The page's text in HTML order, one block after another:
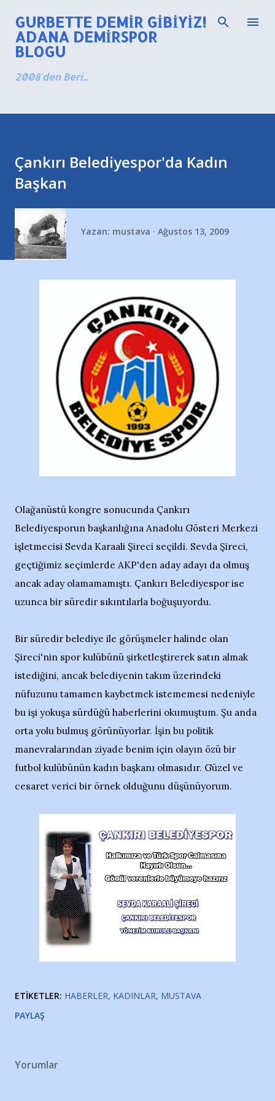
Ana içeriğe atla
GURBETTE DEMIR GIBIYIZ!
ADANA DEMIRSPOR
BLOGU
2008'den Beri...
Çankırı Belediyespor'da Kadın
Başkan
Yazan: mustava Ağustos 13, 2009
Olağanüstü kongre sonucunda Çankırı
Belediyesporun başkanlığına Anadolu Gösteri Merkezi
işletmecisi Sevda Karaali Şireci seçildi. Sevda Şireci,
geçtiğimiz seçimlerde AKP'den aday adayı da olmuş
ancak aday olamamamıştı. Çankırı Belediyespor ise
uzunca bir süredir sıkıntılarla boğuşuyordu.
Bir süredir belediye ile görüşmeler halinde olan
Şireci'nin spor kulübünü şirketleştirerek satın almak
istediğini, ancak belediyenin takım üzerindeki
nüfuzunu tamamen kaybetmek istememesi nedeniyle
bu işi yokuşa sürdüğü haberlerini okumuştum. Şu anda
orta yolu bulmuş görünüyorlar. İşin bu politik
manevralarından ziyade benim için olayın özü bir
futbol kulübünün kadın başkanı olmasıdır. Güzel ve
cesaret verici bir örnek olduğunu düşünüyorum.
ETIKETLER: HABERLER KADINLAR MUSTAVA
PAYLAŞ
Yorumlar